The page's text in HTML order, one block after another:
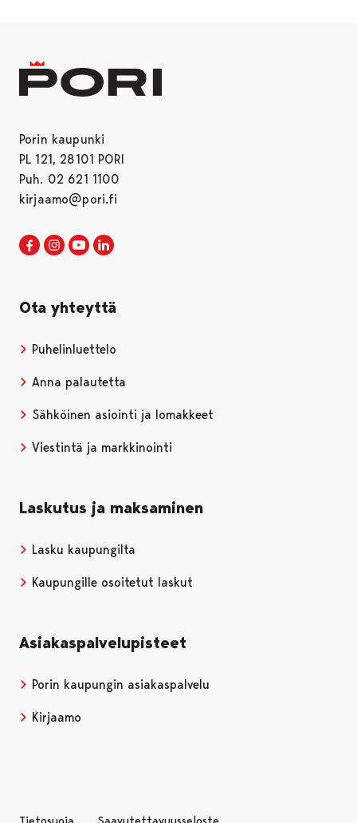
Porin kaupunki
PL 121, 28101 PORI
Puh. 02 621 1100
kirjaamo@pori.fi
Porin kaupunki Facebookissa
Avautuu uudessa välilehdessä
Porin kaupunki Instagramissa
Avautuu uudessa välilehdessä
Porin kaupunki Youtubessa
Avautuu uudessa välilehdessä
Ota yhteyttä
Puhelinluettelo
Anna palautetta
Sähköinen asiointi ja lomakkeet
Viestintä ja markkinointi
Laskutus ja maksaminen
Lasku kaupungilta
Kaupungille osoitetut laskut
Asiakaspalvelupisteet
Porin kaupungin asiakaspalvelu
Kirjaamo